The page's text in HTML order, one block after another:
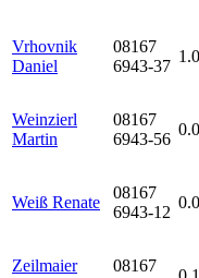
Vrhovnik
Daniel
08167
6943-37
Weinzierl
Martin
08167
6943-56
Weiß Renate
08167
6943-12
Zeilmaier
08167